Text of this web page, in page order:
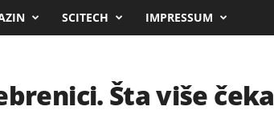
SCITECH IMPRESSUM
Šta više čeka